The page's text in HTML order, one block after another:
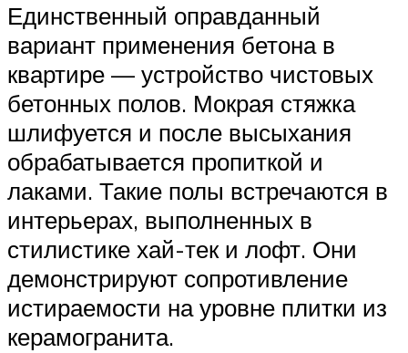
Единственный оправданный
вариант применения бетона в
квартире — устройство чистовых
бетонных полов. Мокрая стяжка
шлифуется и после высыхания
обрабатывается пропиткой и
лаками. Такие полы встречаются в
интерьерах, выполненных в
стилистике хай-тек и лофт. Они
демонстрируют сопротивление
истираемости на уровне плитки из
керамогранита.